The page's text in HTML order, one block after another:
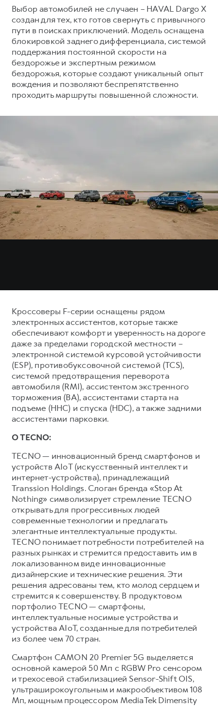
Корпоративным клиентам
Крупным корпоративным клиентам
Система управления автопарком GWM Fleet
Сервис для корпоративных клиентов
HAVAL Лизинг
АКСЕССУАРЫ HAVAL
Автомобильные аксессуары
Коллекция Базовая
Коллекция Детская
Программа «HAVAL Защита+»
Руководства по эксплуатации
Подписки
АКСЕССУАРЫ HAVAL
Автомобильные аксессуары
Коллекция PRO
Коллекция Базовая
Выбор автомобилей не случаен – HAVAL Dargo X
создан для тех, кто готов свернуть с привычного
пути в поисках приключений. Модель оснащена
блокировкой заднего дифференциала, системой
поддержания постоянной скорости на
бездорожье и экспертным режимом
бездорожья, которые создают уникальный опыт
вождения и позволяют беспрепятственно
проходить маршруты повышенной сложности.
Кроссоверы F-серии оснащены рядом
электронных ассистентов, которые также
обеспечивают комфорт и уверенность на дороге
даже за пределами городской местности –
электронной системой курсовой устойчивости
(ESP), противобуксовочной системой (TCS),
системой предотвращения переворота
автомобиля (RMI), ассистентом экстренного
торможения (ВА), ассистентами старта на
подъеме (ННС) и спуска (HDC), а также задними
ассистентами парковки.
О TECNO:
TECNO — инновационный бренд смартфонов и
устройств AIoT (искусственный интеллект и
интернет-устройства), принадлежащий
Transsion Holdings. Слоган бренда «Stop At
Nothing» символизирует стремление TECNO
открывать для прогрессивных людей
современные технологии и предлагать
элегантные интеллектуальные продукты.
TECNO понимает потребности потребителей на
разных рынках и стремится предоставить им в
локализованном виде инновационные
дизайнерские и технические решения. Эти
решения адресованы тем, кто молод сердцем и
стремится к совершенству. В продуктовом
портфолио TECNO — смартфоны,
интеллектуальные носимые устройства и
устройства AIoT, созданные для потребителей
из более чем 70 стран.
Смартфон CAMON 20 Premier 5G выделяется
основной камерой 50 Мп с RGBW Pro сенсором
и трехосевой стабилизацией Sensor-Shift OIS,
ультраширокоугольным и макрообъективом 108
Мп, мощным процессором MediaTek Dimensity